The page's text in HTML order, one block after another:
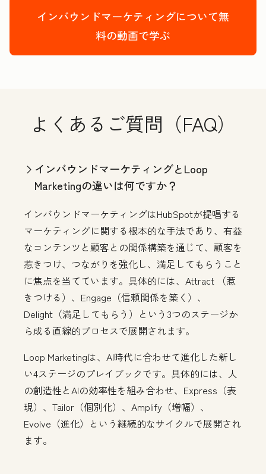
インバウンドマーケティングについて無
料の動画で学ぶ
よくあるご質問（FAQ）
インバウンドマーケティングとLoop
Marketingの違いは何ですか？
インバウンドマーケティングはHubSpotが提唱する
マーケティングに関する根本的な手法であり、有益
なコンテンツと顧客との関係構築を通じて、顧客を
惹きつけ、つながりを強化し、満足してもらうこと
に焦点を当てています。具体的には、Attract （惹
きつける）、Engage（信頼関係を築く）、
Delight（満足してもらう）という3つのステージか
ら成る直線的プロセスで展開されます。
Loop Marketingは、AI時代に合わせて進化した新し
い4ステージのプレイブックです。具体的には、人
の創造性とAIの効率性を組み合わせ、Express（表
現）、Tailor（個別化）、Amplify（増幅）、
Evolve（進化）という継続的なサイクルで展開され
ます。